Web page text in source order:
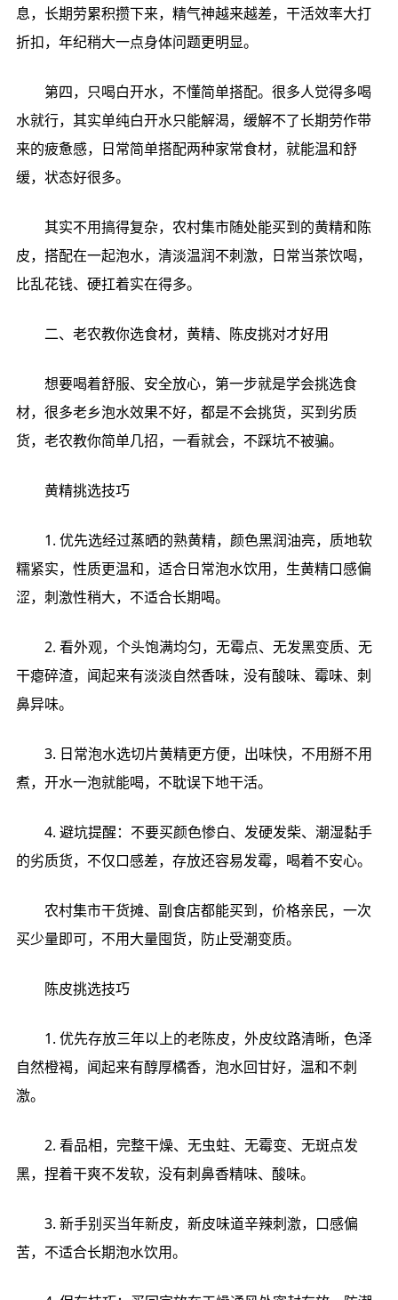
息，长期劳累积攒下来，精气神越来越差，干活效率大打
折扣，年纪稍大一点身体问题更明显。
第四，只喝白开水，不懂简单搭配。很多人觉得多喝
水就行，其实单纯白开水只能解渴，缓解不了长期劳作带
来的疲惫感，日常简单搭配两种家常食材，就能温和舒
缓，状态好很多。
其实不用搞得复杂，农村集市随处能买到的黄精和陈
皮，搭配在一起泡水，清淡温润不刺激，日常当茶饮喝，
比乱花钱、硬扛着实在得多。
二、老农教你选食材，黄精、陈皮挑对才好用
想要喝着舒服、安全放心，第一步就是学会挑选食
材，很多老乡泡水效果不好，都是不会挑货，买到劣质
货，老农教你简单几招，一看就会，不踩坑不被骗。
黄精挑选技巧
1. 优先选经过蒸晒的熟黄精，颜色黑润油亮，质地软
糯紧实，性质更温和，适合日常泡水饮用，生黄精口感偏
涩，刺激性稍大，不适合长期喝。
2. 看外观，个头饱满均匀，无霉点、无发黑变质、无
干瘪碎渣，闻起来有淡淡自然香味，没有酸味、霉味、刺
鼻异味。
3. 日常泡水选切片黄精更方便，出味快，不用掰不用
煮，开水一泡就能喝，不耽误下地干活。
4. 避坑提醒：不要买颜色惨白、发硬发柴、潮湿黏手
的劣质货，不仅口感差，存放还容易发霉，喝着不安心。
农村集市干货摊、副食店都能买到，价格亲民，一次
买少量即可，不用大量囤货，防止受潮变质。
陈皮挑选技巧
1. 优先存放三年以上的老陈皮，外皮纹路清晰，色泽
自然橙褐，闻起来有醇厚橘香，泡水回甘好，温和不刺
激。
2. 看品相，完整干燥、无虫蛀、无霉变、无斑点发
黑，捏着干爽不发软，没有刺鼻香精味、酸味。
3. 新手别买当年新皮，新皮味道辛辣刺激，口感偏
苦，不适合长期泡水饮用。